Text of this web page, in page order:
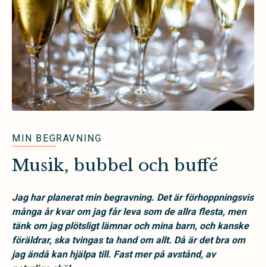
MIN BEGRAVNING
Musik, bubbel och buffé
Jag har planerat min begravning. Det är förhoppningsvis
många år kvar om jag får leva som de allra flesta, men
tänk om jag plötsligt lämnar och mina barn, och kanske
föräldrar, ska tvingas ta hand om allt. Då är det bra om
jag ändå kan hjälpa till. Fast mer på avstånd, av